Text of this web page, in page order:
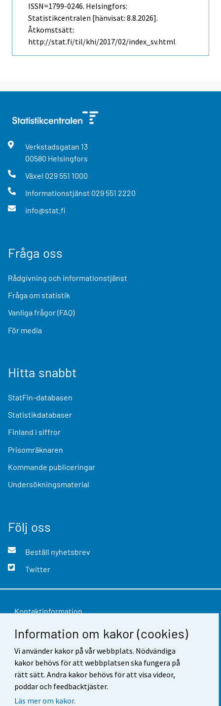
Information om kakor (cookies)
Vi använder kakor på vår webbplats. Nödvändiga
kakor behövs för att webbplatsen ska fungera på
rätt sätt. Andra kakor behövs för att visa videor,
poddar och feedbacktjäster.
Läs mer om kakor.
ISSN=1799-0246. Helsingfors:
Statistikcentralen [hänvisat: 8.8.2026].
Åtkomstsätt:
http://stat.fi/til/khi/2017/02/index_sv.html
Verkstadsgatan 13
00580 Helsingfors
Växel 029 551 1000
Informationstjänst 029 551 2220
info@stat.fi
Fråga oss
Rådgivning och informationstjänst
Fråga om statistik
Vanliga frågor (FAQ)
För media
Hitta snabbt
StatFin-databasen
Statistikdatabaser
Finland i siffror
Prisomräknaren
Kommande publiceringar
Undersökningsmaterial
Följ oss
Beställ nyhetsbrev
Twitter
Kontaktinformation
Respons
Användarvillkor
Dataskydd
Tillgänglighet